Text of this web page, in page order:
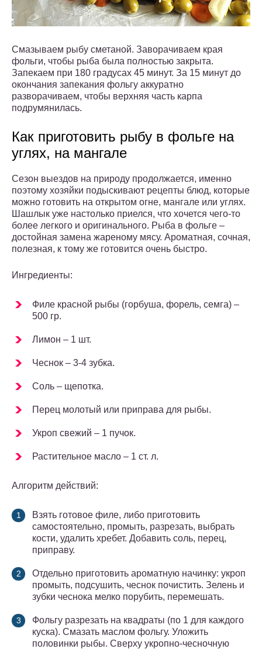
Смазываем рыбу сметаной. Заворачиваем края
фольги, чтобы рыба была полностью закрыта.
Запекаем при 180 градусах 45 минут. За 15 минут до
окончания запекания фольгу аккуратно
разворачиваем, чтобы верхняя часть карпа
подрумянилась.
Как приготовить рыбу в фольге на
углях, на мангале
Сезон выездов на природу продолжается, именно
поэтому хозяйки подыскивают рецепты блюд, которые
можно готовить на открытом огне, мангале или углях.
Шашлык уже настолько приелся, что хочется чего-то
более легкого и оригинального. Рыба в фольге –
достойная замена жареному мясу. Ароматная, сочная,
полезная, к тому же готовится очень быстро.
Ингредиенты:
Филе красной рыбы (горбуша, форель, семга) –
500 гр.
Лимон – 1 шт.
Чеснок – 3-4 зубка.
Соль – щепотка.
Перец молотый или приправа для рыбы.
Укроп свежий – 1 пучок.
Растительное масло – 1 ст. л.
Алгоритм действий:
Взять готовое филе, либо приготовить
самостоятельно, промыть, разрезать, выбрать
кости, удалить хребет. Добавить соль, перец,
приправу.
Отдельно приготовить ароматную начинку: укроп
промыть, подсушить, чеснок почистить. Зелень и
зубки чеснока мелко порубить, перемешать.
Фольгу разрезать на квадраты (по 1 для каждого
куска). Смазать маслом фольгу. Уложить
половинки рыбы. Сверху укропно-чесночную